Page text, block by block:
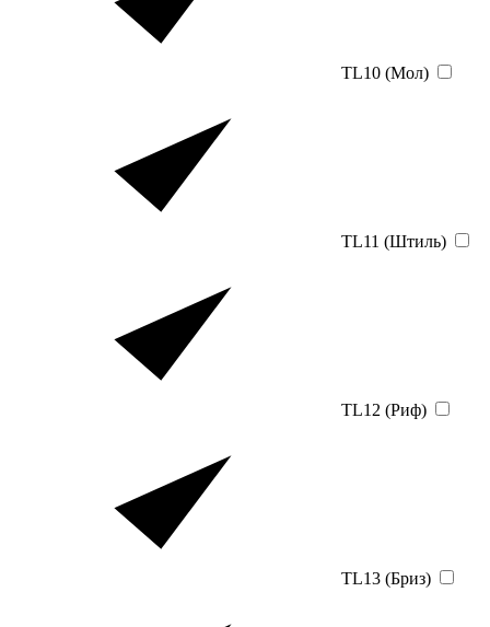
TL10 (Мол)
TL11 (Штиль)
TL12 (Риф)
TL13 (Бриз)